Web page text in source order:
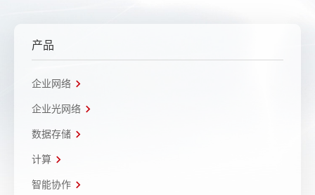
产品
企业网络
企业光网络
数据存储
计算
智能协作